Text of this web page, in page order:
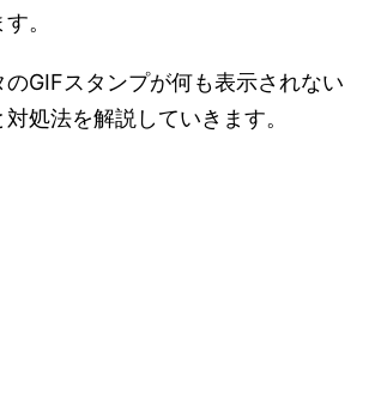
。
GIFスタンプが何も表示されない
処法を解説していきます。